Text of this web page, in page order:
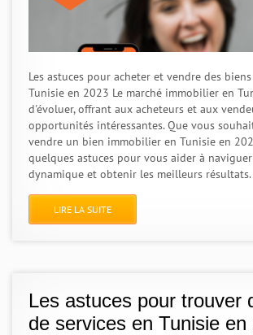
Les astuces pour acheter et vendre des
Tunisie en 2023 Le marché immobilier en
d'évoluer, offrant aux acheteurs et aux
opportunités intéressantes. Que vous
vendre un bien immobilier en Tunisie en
quelques astuces pour vous aider à
dynamique et obtenir les meilleurs résultats.
LIRE LA SUITE
Les astuces pour trouver
de services en Tunisie en